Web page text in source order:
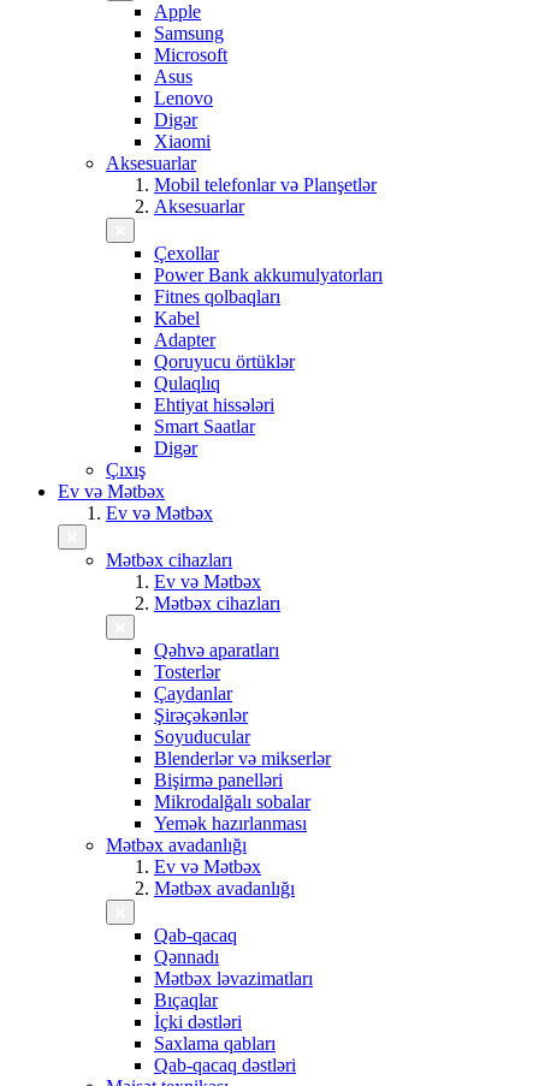
Apple
Samsung
Microsoft
Asus
Lenovo
Digər
Xiaomi
Aksesuarlar
Mobil telefonlar və Planşetlər
Aksesuarlar
Çexollar
Power Bank akkumulyatorları
Fitnes qolbaqları
Kabel
Adapter
Qoruyucu örtüklər
Qulaqlıq
Ehtiyat hissələri
Smart Saatlar
Digər
Çıxış
Ev və Mətbəx
Ev və Mətbəx
Mətbəx cihazları
Ev və Mətbəx
Mətbəx cihazları
Qəhvə aparatları
Tosterlər
Çaydanlar
Şirəçəkənlər
Soyuducular
Blenderlər və mikserlər
Bişirmə panelləri
Mikrodalğalı sobalar
Yemək hazırlanması
Mətbəx avadanlığı
Ev və Mətbəx
Mətbəx avadanlığı
Qab-qacaq
Qənnadı
Mətbəx ləvazimatları
Bıçaqlar
İçki dəstləri
Saxlama qabları
Qab-qacaq dəstləri